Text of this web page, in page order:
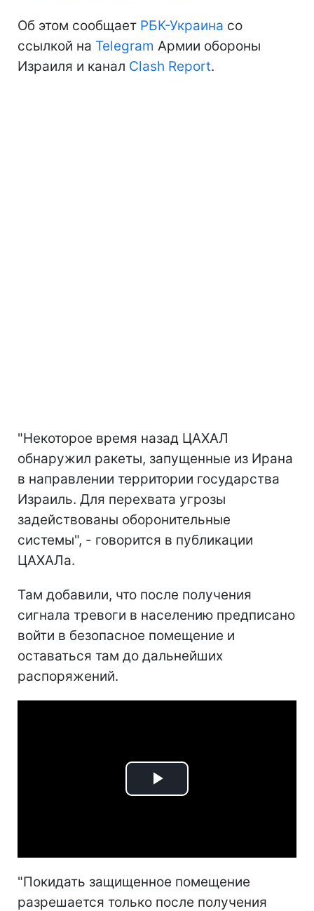
Об этом сообщает РБК-Украина со
ссылкой на Telegram Армии обороны
Израиля и канал Clash Report.
"Некоторое время назад ЦАХАЛ
обнаружил ракеты, запущенные из Ирана
в направлении территории государства
Израиль. Для перехвата угрозы
задействованы оборонительные
системы", - говорится в публикации
ЦАХАЛа.
Там добавили, что после получения
сигнала тревоги в населению предписано
войти в безопасное помещение и
оставаться там до дальнейших
распоряжений.
Play
"Покидать защищенное помещение
разрешается только после получения